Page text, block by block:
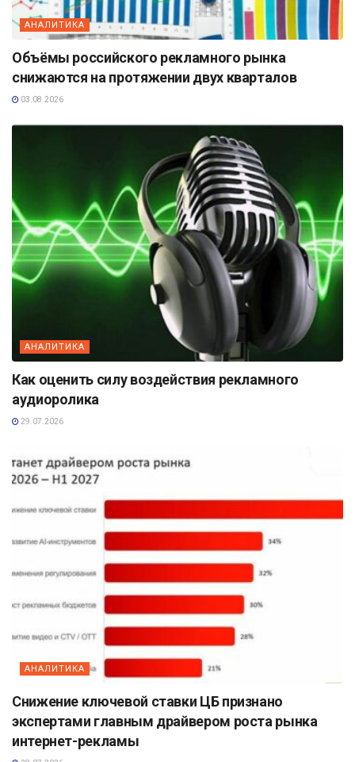
АНАЛИТИКА
Объёмы российского рекламного рынка
снижаются на протяжении двух кварталов
03.08.2026
АНАЛИТИКА
Как оценить силу воздействия рекламного
аудиоролика
29.07.2026
АНАЛИТИКА
Снижение ключевой ставки ЦБ признано
экспертами главным драйвером роста рынка
интернет-рекламы